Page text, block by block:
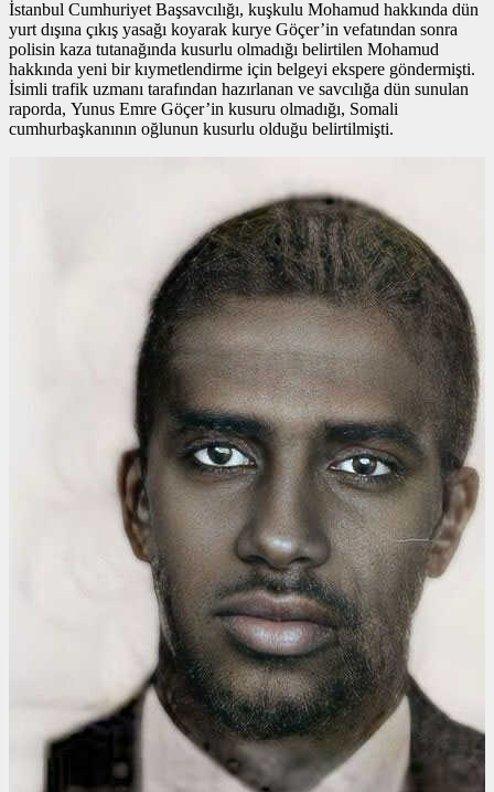
İstanbul Cumhuriyet Başsavcılığı, kuşkulu Mohamud hakkında dün
yurt dışına çıkış yasağı koyarak kurye Göçer’in vefatından sonra
polisin kaza tutanağında kusurlu olmadığı belirtilen Mohamud
hakkında yeni bir kıymetlendirme için belgeyi ekspere göndermişti.
İsimli trafik uzmanı tarafından hazırlanan ve savcılığa dün sunulan
raporda, Yunus Emre Göçer’in kusuru olmadığı, Somali
cumhurbaşkanının oğlunun kusurlu olduğu belirtilmişti.